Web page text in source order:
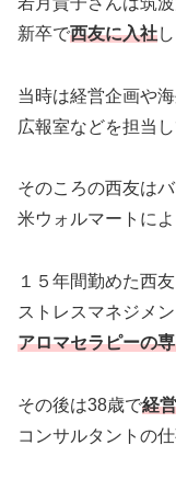
新卒で西友に入社
当時は経営企画や海
広報室などを担当し
そのころの西友は
米ウォルマートに
１５年間勤めた西
ストレスマネジメ
アロマセラピーの
その後は38歳で経
コンサルタントの